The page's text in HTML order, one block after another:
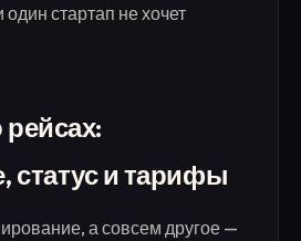
один стартап не хочет
статус и тарифы
а совсем другое —